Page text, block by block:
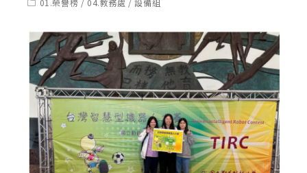
01.榮譽榜 / 04.教務處 / 設備組